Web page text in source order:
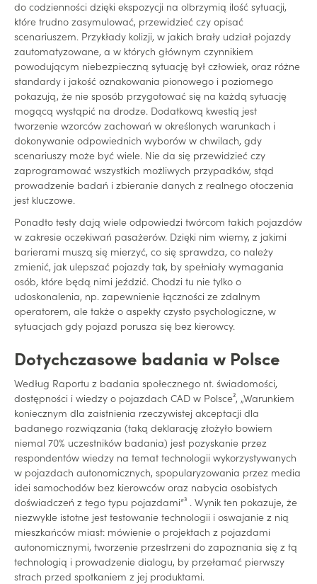
do codzienności dzięki ekspozycji na olbrzymią ilość sytuacji,
które trudno zasymulować, przewidzieć czy opisać
scenariuszem. Przykłady kolizji, w jakich brały udział pojazdy
zautomatyzowane, a w których głównym czynnikiem
powodującym niebezpieczną sytuację był człowiek, oraz różne
standardy i jakość oznakowania pionowego i poziomego
pokazują, że nie sposób przygotować się na każdą sytuację
mogącą wystąpić na drodze. Dodatkową kwestią jest
tworzenie wzorców zachowań w określonych warunkach i
dokonywanie odpowiednich wyborów w chwilach, gdy
scenariuszy może być wiele. Nie da się przewidzieć czy
zaprogramować wszystkich możliwych przypadków, stąd
prowadzenie badań i zbieranie danych z realnego otoczenia
jest kluczowe.
Ponadto testy dają wiele odpowiedzi twórcom takich pojazdów
w zakresie oczekiwań pasażerów. Dzięki nim wiemy, z jakimi
barierami muszą się mierzyć, co się sprawdza, co należy
zmienić, jak ulepszać pojazdy tak, by spełniały wymagania
osób, które będą nimi jeździć. Chodzi tu nie tylko o
udoskonalenia, np. zapewnienie łączności ze zdalnym
operatorem, ale także o aspekty czysto psychologiczne, w
sytuacjach gdy pojazd porusza się bez kierowcy.
Dotychczasowe badania w Polsce
Według Raportu z badania społecznego nt. świadomości,
dostępności i wiedzy o pojazdach CAD w Polsce², „Warunkiem
koniecznym dla zaistnienia rzeczywistej akceptacji dla
badanego rozwiązania (taką deklarację złożyło bowiem
niemal 70% uczestników badania) jest pozyskanie przez
respondentów wiedzy na temat technologii wykorzystywanych
w pojazdach autonomicznych, spopularyzowania przez media
idei samochodów bez kierowców oraz nabycia osobistych
doświadczeń z tego typu pojazdami”³ . Wynik ten pokazuje, że
niezwykle istotne jest testowanie technologii i oswajanie z nią
mieszkańców miast: mówienie o projektach z pojazdami
autonomicznymi, tworzenie przestrzeni do zapoznania się z tą
technologią i prowadzenie dialogu, by przełamać pierwszy
strach przed spotkaniem z jej produktami.